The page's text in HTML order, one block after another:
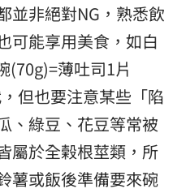
並非絕對NG，熟悉飲
可能享用美食，如白
(70g)=薄吐司1片
但也要注意某些「陷
、綠豆、花豆等常被
屬於全榖根莖類，所
薯或飯後準備要來碗